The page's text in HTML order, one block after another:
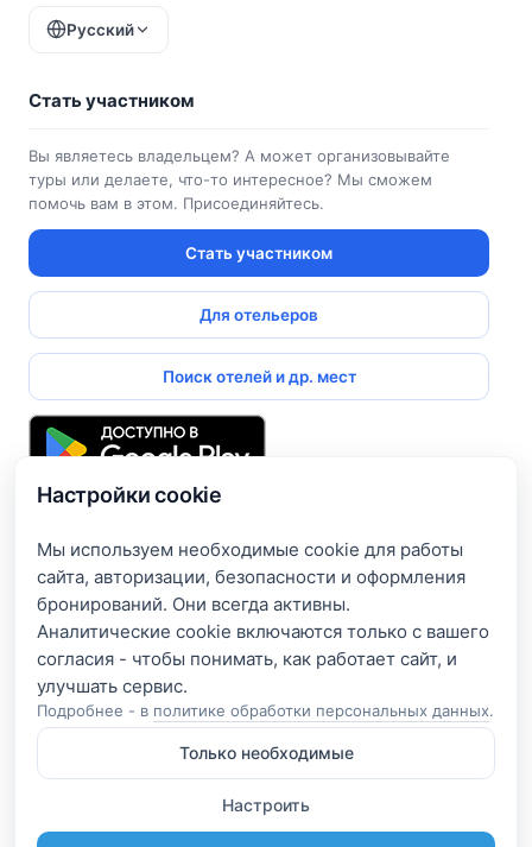
Настройки cookie
Мы используем необходимые cookie для работы
сайта, авторизации, безопасности и оформления
бронирований. Они всегда активны.
Аналитические cookie включаются только с вашего
согласия - чтобы понимать, как работает сайт, и
Подробнее - в политике обработки персональных данных.
Только необходимые
Настроить
Русский
Стать участником
Вы являетесь владельцем? А может организовывайте
туры или делаете, что-то интересное? Мы сможем
помочь вам в этом. Присоединяйтесь.
Стать участником
Для отельеров
Поиск отелей и др. мест
предложениям
Введите свой электронный адрес, чтобы получить доступ
к скидкам только для подписчиков. Новые акции и
эксклюзивные предложения будут приходить сразу на
вашу почту!
Я согласен на обработку e-mail и получение рассылки
согласно Политике конфиденциальности